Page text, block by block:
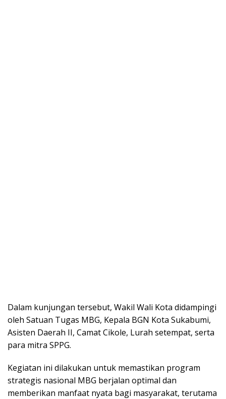
Dalam kunjungan tersebut, Wakil Wali Kota didampingi
oleh Satuan Tugas MBG, Kepala BGN Kota Sukabumi,
Asisten Daerah II, Camat Cikole, Lurah setempat, serta
para mitra SPPG.
Kegiatan ini dilakukan untuk memastikan program
strategis nasional MBG berjalan optimal dan
memberikan manfaat nyata bagi masyarakat, terutama